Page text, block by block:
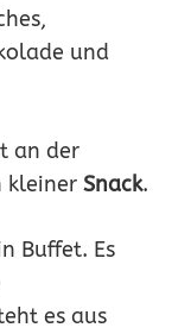
und
an der
kleiner Snack.
Buffet. Es
es aus